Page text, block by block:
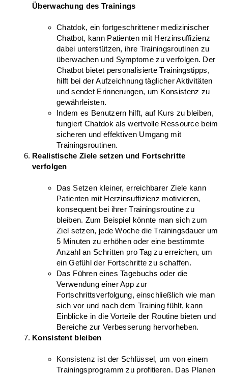
Überwachung des Trainings
Chatdok, ein fortgeschrittener medizinischer
Chatbot, kann Patienten mit Herzinsuffizienz
dabei unterstützen, ihre Trainingsroutinen zu
überwachen und Symptome zu verfolgen. Der
Chatbot bietet personalisierte Trainingstipps,
hilft bei der Aufzeichnung täglicher Aktivitäten
und sendet Erinnerungen, um Konsistenz zu
gewährleisten.
Indem es Benutzern hilft, auf Kurs zu bleiben,
fungiert Chatdok als wertvolle Ressource beim
sicheren und effektiven Umgang mit
Trainingsroutinen.
Realistische Ziele setzen und Fortschritte
verfolgen
Das Setzen kleiner, erreichbarer Ziele kann
Patienten mit Herzinsuffizienz motivieren,
konsequent bei ihrer Trainingsroutine zu
bleiben. Zum Beispiel könnte man sich zum
Ziel setzen, jede Woche die Trainingsdauer um
5 Minuten zu erhöhen oder eine bestimmte
Anzahl an Schritten pro Tag zu erreichen, um
ein Gefühl der Fortschritte zu schaffen.
Das Führen eines Tagebuchs oder die
Verwendung einer App zur
Fortschrittsverfolgung, einschließlich wie man
sich vor und nach dem Training fühlt, kann
Einblicke in die Vorteile der Routine bieten und
Bereiche zur Verbesserung hervorheben.
Konsistent bleiben
Konsistenz ist der Schlüssel, um von einem
Trainingsprogramm zu profitieren. Das Planen